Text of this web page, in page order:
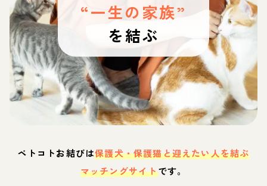
“一生の家族”
を結ぶ
ペトコトお結びは保護犬・保護猫と迎えたい人を結ぶ
マッチングサイトです。